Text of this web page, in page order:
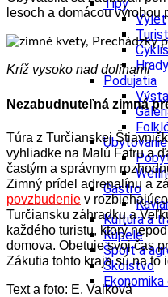
Tipy
Výlet
Hrady
Podujatia
Ubytovanie
Gastro
Kultúra a
Kúpele
Šport a
Školstvo
lesoch a domácou výrobou
Kríž vysoko nad dolinami
Nezabudnuteľná zimná
Túra z Turčianskej
vyhliadke na Malú Fatru a
častým a správnym
Zimný prídel adrenalínu a
povzbudenie v
Turčiansku záhradku a
každého turistu, ktorý
domova. Obetuje svoj čas
Zákutia tohto kraja sú na to
Text a foto: E. Valková